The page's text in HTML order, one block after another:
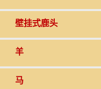
壁挂式鹿头
羊
马